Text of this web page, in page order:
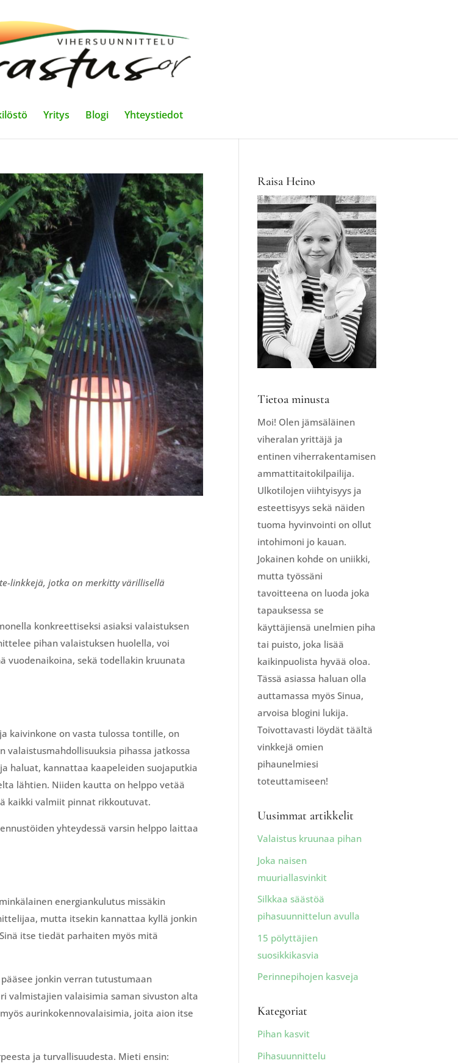
Yritys Blogi Yhteystiedot
linkkejä, jotka on merkitty värillisellä
konkreettiseksi asiaksi valaistuksen
pihan valaistuksen huolella, voi
vuodenaikoina, sekä todellakin kruunata
kaivinkone on vasta tulossa tontille, on
valaistusmahdollisuuksia pihassa jatkossa
haluat, kannattaa kaapeleiden suojaputkia
lähtien. Niiden kautta on helppo vetää
kaikki valmiit pinnat rikkoutuvat.
yhteydessä varsin helppo laittaa
energiankulutus missäkin
mutta itsekin kannattaa kyllä jonkin
itse tiedät parhaiten myös mitä
jonkin verran tutustumaan
valmistajien valaisimia saman sivuston alta
aurinkokennovalaisimia, joita aion itse
ja turvallisuudesta. Mieti ensin:
Raisa Heino
Tietoa minusta
Moi! Olen jämsäläinen
viheralan yrittäjä ja
entinen viherrakentamisen
ammattitaitokilpailija.
Ulkotilojen viihtyisyys ja
esteettisyys sekä näiden
tuoma hyvinvointi on ollut
intohimoni jo kauan.
Jokainen kohde on uniikki,
mutta työssäni
tavoitteena on luoda joka
tapauksessa se
käyttäjiensä unelmien piha
tai puisto, joka lisää
kaikinpuolista hyvää oloa.
Tässä asiassa haluan olla
auttamassa myös Sinua,
arvoisa blogini lukija.
Toivottavasti löydät täältä
vinkkejä omien
pihaunelmiesi
toteuttamiseen!
Uusimmat artikkelit
Valaistus kruunaa pihan
Joka naisen
muuriallasvinkit
Silkkaa säästöä
pihasuunnittelun avulla
15 pölyttäjien
suosikkikasvia
Perinnepihojen kasveja
Kategoriat
Pihan kasvit
Pihasuunnittelu